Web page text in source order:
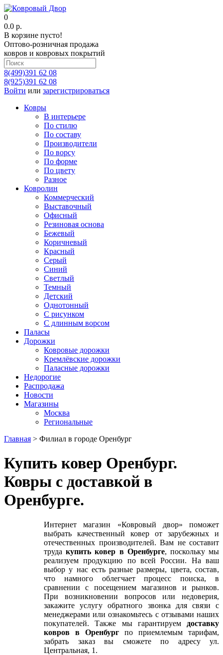
0
0.0 р.
В корзине пусто!
Оптово-розничная продажа
ковров и ковровых покрытий
8(499)391 62 08
8(925)391 62 08
Войти или зарегистрироваться
Ковры
В интерьере
По стилю
По составу
Производители
По ворсу
По форме
По цвету
Разное
Ковролин
Коммерческий
Выставочный
Офисный
Резиновая основа
Бежевый
Коричневый
Красный
Серый
Синий
Светлый
Темный
Детский
Однотонный
С рисунком
С длинным ворсом
Паласы
Дорожки
Ковровые дорожки
Кремлёвские дорожки
Паласные дорожки
Недорогие
Распродажа
Новости
Магазины
Москва
Региональные
Главная > Филиал в городе Оренбург
Купить ковер Оренбург.
Ковры с доставкой в
Оренбурге.
Интернет магазин «Ковровый двор» поможет
выбрать качественный ковер от зарубежных и
отечественных производителей. Вам не составит
трудакупить ковер в Оренбурге, поскольку мы
реализуем продукцию по всей России. На ваш
выбор у нас есть разные размеры, цвета, состав,
что намного облегчает процесс поиска, в
сравнении с посещением магазинов и рынков.
При возникновении вопросов или недоверия,
закажите услугу обратного звонка для связи с
менеджерами или ознакомьтесь с отзывами наших
покупателей. Также мы гарантируемдоставку
ковров в Оренбург по приемлемым тарифам,
забрать заказ вы сможете по адресу ул.
Центральная, 1.